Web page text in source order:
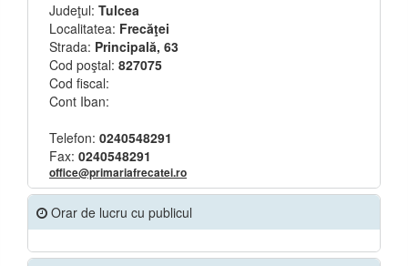
Judeţul: Tulcea
Localitatea: Frecăţei
Strada: Principală, 63
Cod poştal: 827075
Cod fiscal:
Cont Iban:
Telefon: 0240548291
Fax: 0240548291
office@primariafrecatei.ro
Orar de lucru cu publicul